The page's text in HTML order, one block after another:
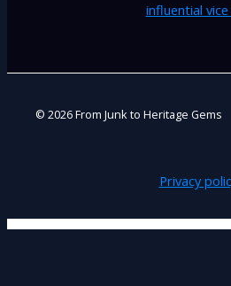
influential
© 2026 From Junk to Heritage Gems
Privacy